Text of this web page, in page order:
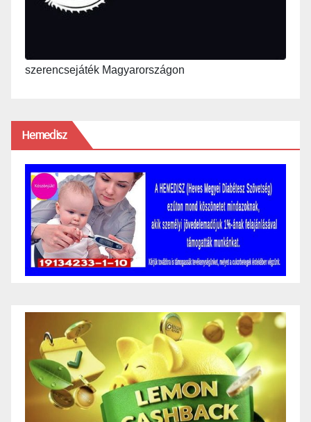
szerencsejáték Magyarországon
Hemedisz